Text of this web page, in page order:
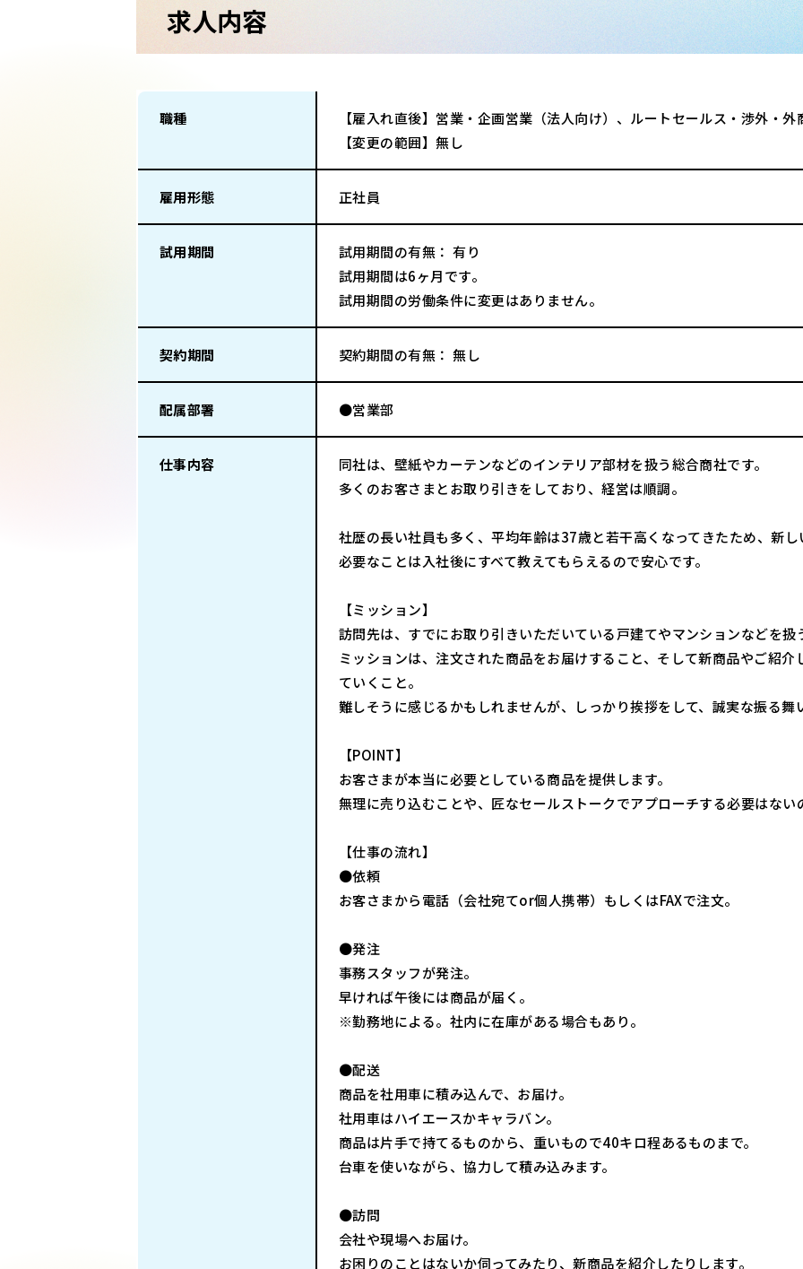
求人内容
職種
【雇入れ直後】営業・企画営業（法人向け）、ルートセールス・渉外・外
【変更の範囲】無し
雇用形態 正社員
試用期間
試用期間の有無： 有り
試用期間は6ヶ月です。
試用期間の労働条件に変更はありません。
契約期間 契約期間の有無： 無し
配属部署 ●営業部
仕事内容
同社は、壁紙やカーテンなどのインテリア部材を扱う総合商社です。
多くのお客さまとお取り引きをしており、経営は順調。
社歴の長い社員も多く、平均年齢は37歳と若干高くなってきたため、新
必要なことは入社後にすべて教えてもらえるので安心です。
【ミッション】
訪問先は、すでにお取り引きいただいている戸建てやマンションなどを
ミッションは、注文された商品をお届けすること、そして新商品やご紹
ていくこと。
難しそうに感じるかもしれませんが、しっかり挨拶をして、誠実な振る舞
【POINT】
お客さまが本当に必要としている商品を提供します。
無理に売り込むことや、匠なセールストークでアプローチする必要はな
【仕事の流れ】
●依頼
お客さまから電話（会社宛てor個人携帯）もしくはFAXで注文。
●発注
事務スタッフが発注。
早ければ午後には商品が届く。
※勤務地による。社内に在庫がある場合もあり。
●配送
商品を社用車に積み込んで、お届け。
社用車はハイエースかキャラバン。
商品は片手で持てるものから、重いもので40キロ程あるものまで。
台車を使いながら、協力して積み込みます。
●訪問
会社や現場へお届け。
お困りのことはないか伺ってみたり、新商品を紹介したりします。